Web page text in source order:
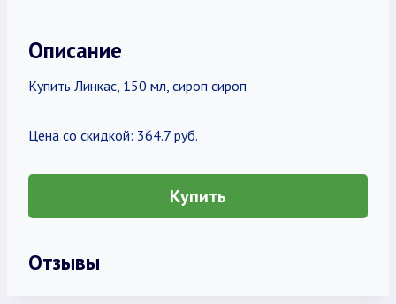
Описание
Купить Линкас, 150 мл, сироп сироп
Цена со скидкой: 364.7 руб.
Купить
Отзывы